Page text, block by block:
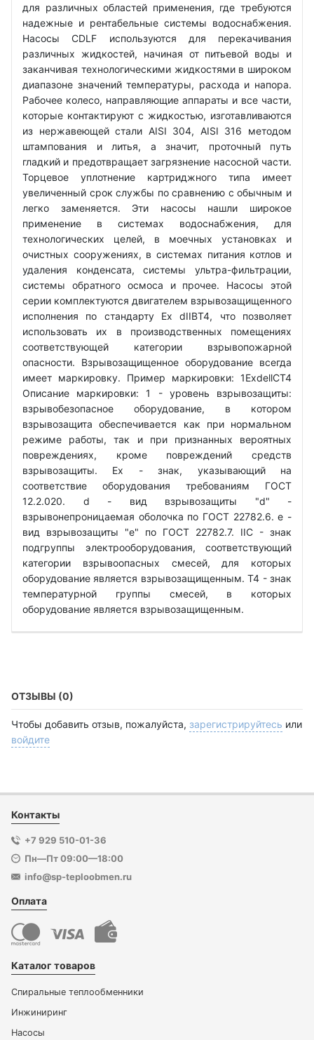
для различных областей применения, где требуются
надежные и рентабельные системы водоснабжения.
Насосы CDLF используются для перекачивания
различных жидкостей, начиная от питьевой воды и
заканчивая технологическими жидкостями в широком
диапазоне значений температуры, расхода и напора.
Рабочее колесо, направляющие аппараты и все части,
которые контактируют с жидкостью, изготавливаются
из нержавеющей стали AISI 304, AISI 316 методом
штампования и литья, а значит, проточный путь
гладкий и предотвращает загрязнение насосной части.
Торцевое уплотнение картриджного типа имеет
увеличенный срок службы по сравнению с обычным и
легко заменяется. Эти насосы нашли широкое
применение в системах водоснабжения, для
технологических целей, в моечных установках и
очистных сооружениях, в системах питания котлов и
удаления конденсата, системы ультра-фильтрации,
системы обратного осмоса и прочее. Насосы этой
серии комплектуются двигателем взрывозащищенного
исполнения по стандарту Ex dIIBT4, что позволяет
использовать их в производственных помещениях
соответствующей категории взрывопожарной
опасности. Взрывозащищенное оборудование всегда
имеет маркировку. Пример маркировки: 1ExdellCT4
Описание маркировки: 1 - уровень взрывозащиты:
взрывобезопасное оборудование, в котором
взрывозащита обеспечивается как при нормальном
режиме работы, так и при признанных вероятных
повреждениях, кроме повреждений средств
взрывозащиты. Ех - знак, указывающий на
соответствие оборудования требованиям ГОСТ
12.2.020. d - вид взрывозащиты "d" -
взрывонепроницаемая оболочка по ГОСТ 22782.6. е -
вид взрывозащиты "е" по ГОСТ 22782.7. IIС - знак
подгруппы электрооборудования, соответствующий
категории взрывоопасных смесей, для которых
оборудование является взрывозащищенным. Т4 - знак
температурной группы смесей, в которых
оборудование является взрывозащищенным.
ОТЗЫВЫ (0)
Чтобы добавить отзыв, пожалуйста, зарегистрируйтесь или
войдите
Контакты
+7 929 510-01-36
Пн—Пт 09:00—18:00
info@sp-teploobmen.ru
Оплата
Каталог товаров
Спиральные теплообменники
Инжиниринг
Насосы